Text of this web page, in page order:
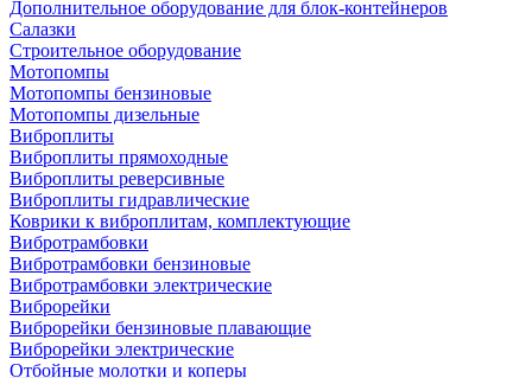
Дополнительное оборудование для блок-контейнеров
Салазки
Строительное оборудование
Мотопомпы
Мотопомпы бензиновые
Мотопомпы дизельные
Виброплиты
Виброплиты прямоходные
Виброплиты реверсивные
Виброплиты гидравлические
Коврики к виброплитам, комплектующие
Вибротрамбовки
Вибротрамбовки бензиновые
Вибротрамбовки электрические
Виброрейки
Виброрейки бензиновые плавающие
Виброрейки электрические
Отбойные молотки и коперы